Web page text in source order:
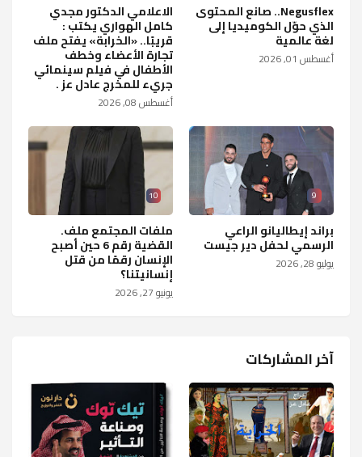
Negusflex.. صانع المحتوى
الذي حوّل الكوميديا إلى
لغة عالمية
أغسطس 01, 2026
الاعلامي الدكتور مجدي
كامل الهواري يكتب :
قريبًا.. «الخرابة» يفتح ملف
تجارة الأعضاء وخطف
الأطفال في فيلم سينمائي
جريء للمخرج عادل عز .
أغسطس 08, 2026
9
براند إيطاليانو الراعي
الرسمي لحفل دير جيست
يوليو 28, 2026
10
ملفات المجتمع ملف.
القضية رقم 6 حين أصبح
الإنسان رقمًا من قتل
إنسانيتنا؟
يونيو 27, 2026
آخر المشاركات